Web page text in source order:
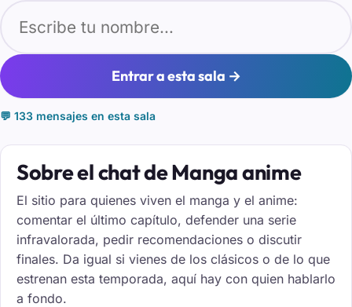
Entrar a esta sala →
💬 133 mensajes en esta sala
Sobre el chat de Manga anime
El sitio para quienes viven el manga y el anime:
comentar el último capítulo, defender una serie
infravalorada, pedir recomendaciones o discutir
finales. Da igual si vienes de los clásicos o de lo que
estrenan esta temporada, aquí hay con quien hablarlo
a fondo.